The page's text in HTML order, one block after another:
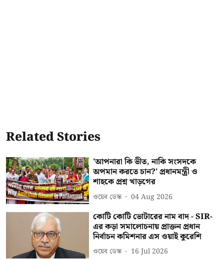
Related Stories
'আপনারা কি ভীত, নাকি সংসদকে
অপমান করতে চান?' প্রধানমন্ত্রী ও
শাহকে প্রশ্ন খাড়গের
ওয়েব ডেস্ক 04 Aug 2026
কোটি কোটি ভোটারের নাম বাদ - SIR-
এর কড়া সমালোচনায় প্রাক্তন প্রধান
নির্বাচন কমিশনার এস ওয়াই কুরেশি
ওয়েব ডেস্ক 16 Jul 2026